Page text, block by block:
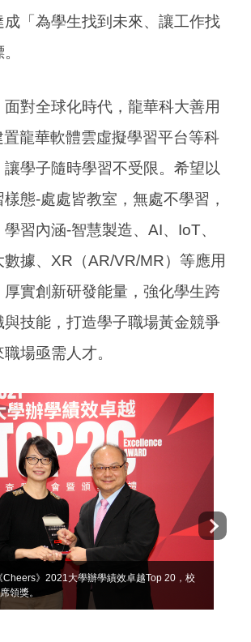
成「為學生找到未來、讓工作找
對全球化時代，龍華科大善用
龍華軟體雲虛擬學習平台等科
學子隨時學習不受限。希望以
樣態-處處皆教室，無處不學習，
習內涵-智慧製造、AI、IoT、
數據、XR（AR/VR/MR）等應用
實創新研發能量，強化學生跨
技能，打造學子職場黃金競爭
場亟需人才。
Cheers》2021大學辦學績效卓越Top 20，校
領獎。